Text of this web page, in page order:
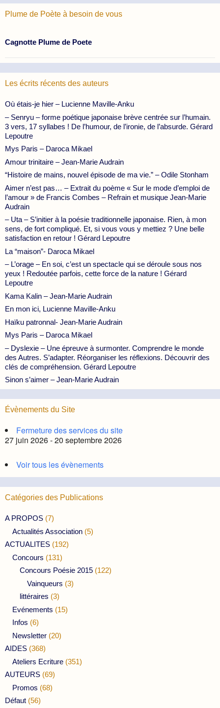
Plume de Poète à besoin de vous
Cagnotte Plume de Poete
Les écrits récents des auteurs
Où étais-je hier – Lucienne Maville-Anku
– Senryu – forme poétique japonaise brève centrée sur l’humain.
3 vers, 17 syllabes ! De l’humour, de l’ironie, de l’absurde. Gérard
Lepoutre
Mys Paris – Daroca Mikael
Amour trinitaire – Jean-Marie Audrain
“Histoire de mains, nouvel épisode de ma vie.” – Odile Stonham
Aimer n’est pas… – Extrait du poème « Sur le mode d’emploi de
l’amour » de Francis Combes – Refrain et musique Jean-Marie
Audrain
– Uta – S’initier à la poésie traditionnelle japonaise. Rien, à mon
sens, de fort compliqué. Et, si vous vous y mettiez ? Une belle
satisfaction en retour ! Gérard Lepoutre
La “maison”- Daroca Mikael
– L’orage – En soi, c’est un spectacle qui se déroule sous nos
yeux ! Redoutée parfois, cette force de la nature ! Gérard
Lepoutre
Kama Kalin – Jean-Marie Audrain
En mon ici, Lucienne Maville-Anku
Haïku patronnal- Jean-Marie Audrain
Mys Paris – Daroca Mikael
– Dyslexie – Une épreuve à surmonter. Comprendre le monde
des Autres. S’adapter. Réorganiser les réflexions. Découvrir des
clés de compréhension. Gérard Lepoutre
Sinon s’aimer – Jean-Marie Audrain
Évènements du Site
Fermeture des services du site
27 juin 2026 - 20 septembre 2026
Voir tous les évènements
Catégories des Publications
A PROPOS (7)
Actualités Association (5)
ACTUALITES (192)
Concours (131)
Concours Poésie 2015 (122)
Vainqueurs (3)
littéraires (3)
Evénements (15)
Infos (6)
Newsletter (20)
AIDES (368)
Ateliers Ecriture (351)
AUTEURS (69)
Promos (68)
Défaut (56)